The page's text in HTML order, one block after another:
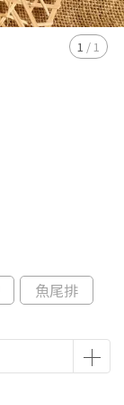
1 / 1
魚尾排